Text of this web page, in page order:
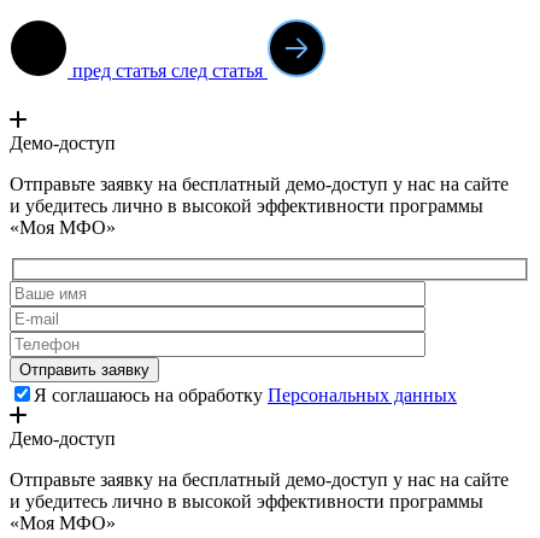
пред статья след статья
Демо-доступ
Отправьте заявку на бесплатный демо-доступ у нас на сайте
и убедитесь лично в высокой эффективности программы
«Моя МФО»
Я соглашаюсь на обработку Персональных данных
Демо-доступ
Отправьте заявку на бесплатный демо-доступ у нас на сайте
и убедитесь лично в высокой эффективности программы
«Моя МФО»